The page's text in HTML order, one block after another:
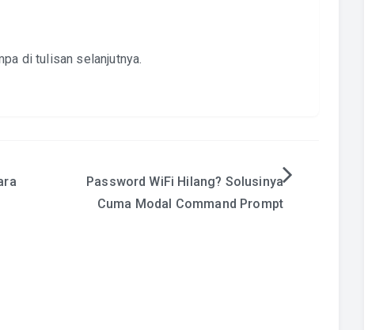
di tulisan selanjutnya.
Password WiFi Hilang? Solusinya
Cuma Modal Command Prompt